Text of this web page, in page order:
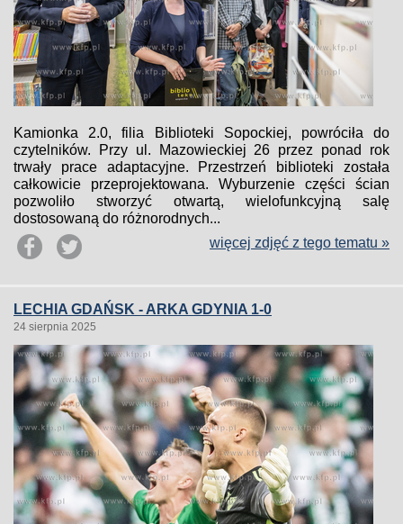
Kamionka 2.0, filia Biblioteki Sopockiej, powróciła do
czytelników. Przy ul. Mazowieckiej 26 przez ponad rok
trwały prace adaptacyjne. Przestrzeń biblioteki została
całkowicie przeprojektowana. Wyburzenie części ścian
pozwoliło stworzyć otwartą, wielofunkcyjną salę
dostosowaną do różnorodnych...
więcej zdjęć z tego tematu »
LECHIA GDAŃSK - ARKA GDYNIA 1-0
24 sierpnia 2025